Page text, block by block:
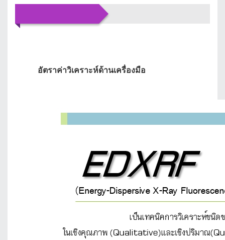
อัตราค่าวิเคราะห์ด้านเครื่องมือ